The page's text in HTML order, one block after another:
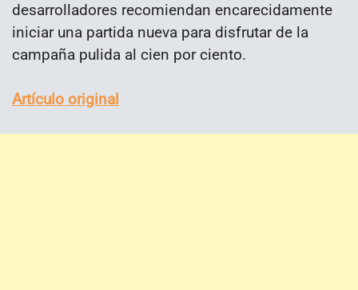
desarrolladores recomiendan encarecidamente
iniciar una partida nueva para disfrutar de la
campaña pulida al cien por ciento.
Artículo original